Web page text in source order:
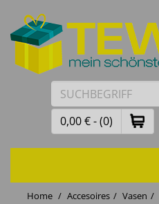
0,00 € - (0)
Home
Accesoires Vasen